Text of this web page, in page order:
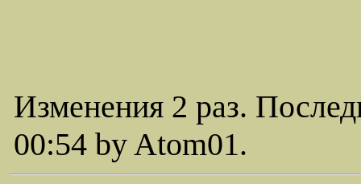
Изменения 2 раз.
00:54 by Atom01.